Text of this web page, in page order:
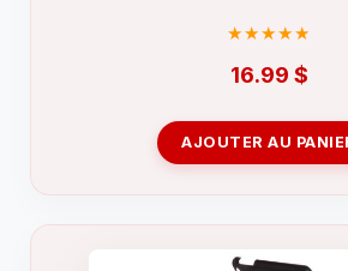
16.99 $
AJOUTER AU